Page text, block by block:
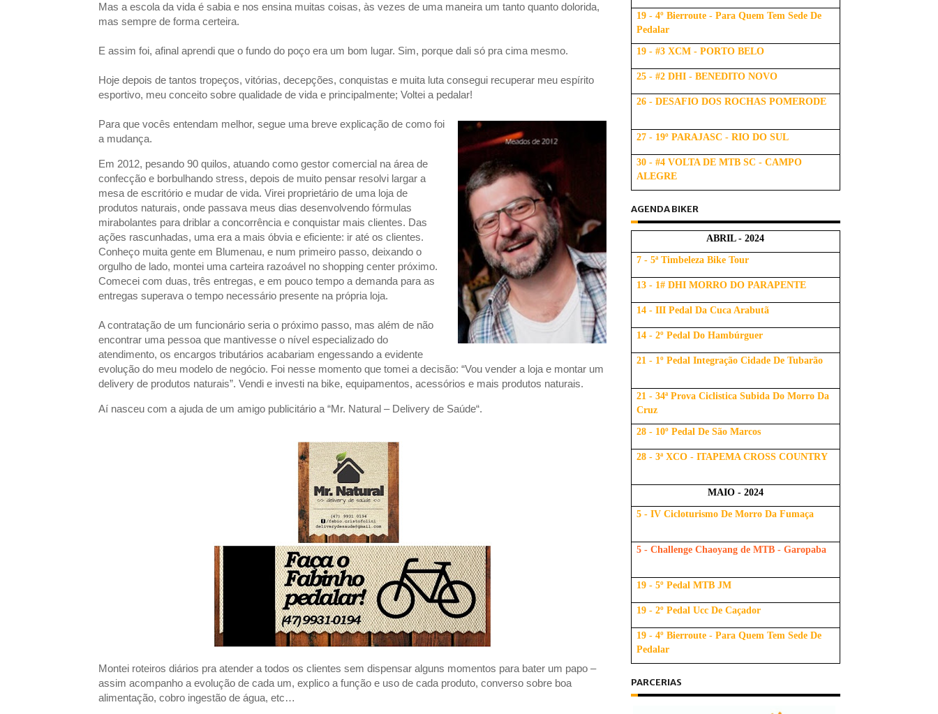
Mas a escola da vida é sabia e nos ensina muitas coisas, às vezes de uma maneira um tanto quanto dolorida,
mas sempre de forma certeira.
E assim foi, afinal aprendi que o fundo do poço era um bom lugar. Sim, porque dali só pra cima mesmo.
Hoje depois de tantos tropeços, vitórias, decepções, conquistas e muita luta consegui recuperar meu espírito
esportivo, meu conceito sobre qualidade de vida e principalmente; Voltei a pedalar!
Para que vocês entendam melhor, segue uma breve explicação de como foi
a mudança.
Em 2012, pesando 90 quilos, atuando como gestor comercial na área de
confecção e borbulhando stress, depois de muito pensar resolvi largar a
mesa de escritório e mudar de vida. Virei proprietário de uma loja de
produtos naturais, onde passava meus dias desenvolvendo fórmulas
mirabolantes para driblar a concorrência e conquistar mais clientes. Das
ações rascunhadas, uma era a mais óbvia e eficiente: ir até os clientes.
Conheço muita gente em Blumenau, e num primeiro passo, deixando o
orgulho de lado, montei uma carteira razoável no shopping center próximo.
Comecei com duas, três entregas, e em pouco tempo a demanda para as
entregas superava o tempo necessário presente na própria loja.
A contratação de um funcionário seria o próximo passo, mas além de não
encontrar uma pessoa que mantivesse o nível especializado do
atendimento, os encargos tributários acabariam engessando a evidente
evolução do meu modelo de negócio. Foi nesse momento que tomei a decisão: “Vou vender a loja e montar um
delivery de produtos naturais”. Vendi e investi na bike, equipamentos, acessórios e mais produtos naturais.
Aí nasceu com a ajuda de um amigo publicitário a “Mr. Natural – Delivery de Saúde“.
Montei roteiros diários pra atender a todos os clientes sem dispensar alguns momentos para bater um papo –
assim acompanho a evolução de cada um, explico a função e uso de cada produto, converso sobre boa
alimentação, cobro ingestão de água, etc…
19 - 4º Bierroute - Para Quem Tem Sede De
Pedalar
19 - #3 XCM - PORTO BELO
25 - #2 DHI - BENEDITO NOVO
26 - DESAFIO DOS ROCHAS POMERODE
27 - 19º PARAJASC - RIO DO SUL
30 - #4 VOLTA DE MTB SC - CAMPO
ALEGRE
AGENDA BIKER
ABRIL - 2024
7 - 5ª Timbeleza Bike Tour
13 - 1# DHI MORRO DO PARAPENTE
14 - III Pedal Da Cuca Arabutã
14 - 2º Pedal Do Hambúrguer
21 - 1º Pedal Integração Cidade De Tubarão
21 - 34ª Prova Ciclistica Subida Do Morro Da
Cruz
28 - 10º Pedal De São Marcos
28 - 3ª XCO - ITAPEMA CROSS COUNTRY
MAIO - 2024
5 - IV Cicloturismo De Morro Da Fumaça
5 - Challenge Chaoyang de MTB - Garopaba
19 - 5º Pedal MTB JM
19 - 2º Pedal Ucc De Caçador
19 - 4º Bierroute - Para Quem Tem Sede De
Pedalar
PARCERIAS